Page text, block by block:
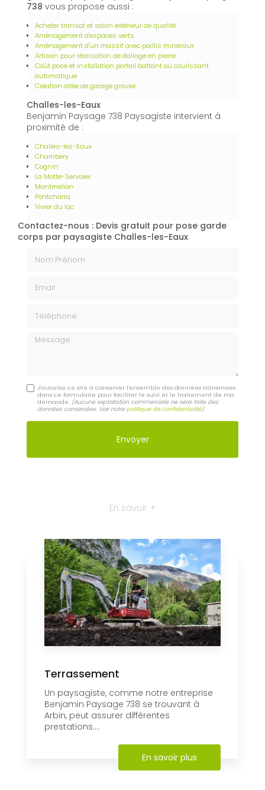
738 vous propose aussi :
Acheter transat et salon extérieur de qualité
Aménagement d'espaces verts
Aménagement d'un massif avec paillis minéraux
Artisan pour réalisation de dallage en pierre
Coût pose et installation portail battant ou coulissant
automatique
Création allée de garage gravier
Challes-les-Eaux
Benjamin Paysage 738 Paysagiste intervient à
proximité de :
Challes-les-Eaux
Chambery
Cognin
La Motte-Servolex
Montmelian
Pontcharra
Vivier du lac
Contactez-nous : Devis gratuit pour pose garde
corps par paysagiste Challes-les-Eaux
Message
J'autorise ce site à conserver l'ensemble des données transmises
dans ce formulaire pour faciliter le suivi et le traitement de ma
demande. (Aucune exploitation commerciale ne sera faite des
données conservées. Voir notrepolitique de confidentialité)
En savoir +
Terrassement
Un paysagiste, comme notre entreprise
Benjamin Paysage 738 se trouvant à
Arbin, peut assurer différentes
prestations....
En savoir plus